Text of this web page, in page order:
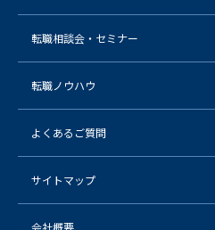
転職相談会・セミナー
転職ノウハウ
よくあるご質問
サイトマップ
会社概要